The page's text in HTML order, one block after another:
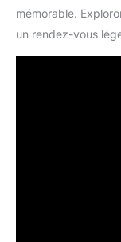
mémorable.
un rendez-vous